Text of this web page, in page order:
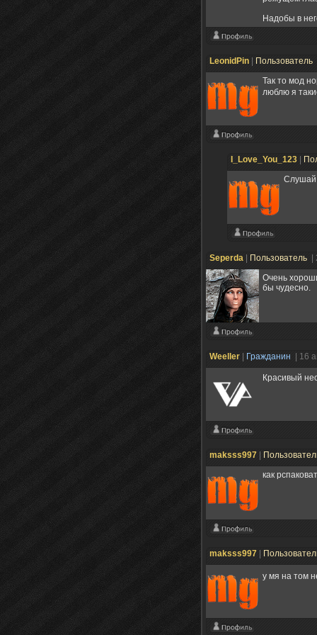
Надобы в
LeonidPin Пользователь
Так то мод
люблю я
I_Love_You_123
Слушай,
Seperda Пользователь
Очень
бы чудесно.
Weeller Гражданин | 16
Красивый
maksss997
как
maksss997
у мя на том